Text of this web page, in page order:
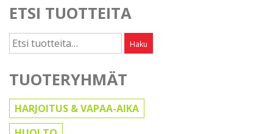
ETSI TUOTTEITA
Etsi: Haku
TUOTERYHMÄT
HARJOITUS & VAPAA-AIKA